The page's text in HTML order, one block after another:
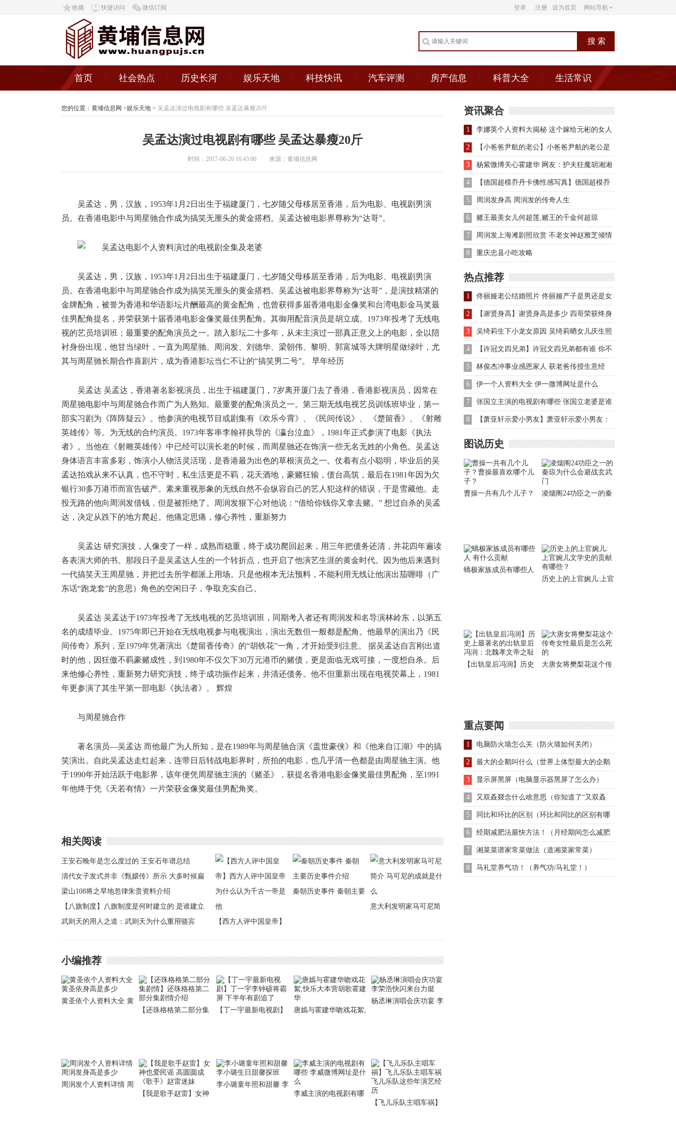
收藏 快捷访问 微信订阅 登录 注册 设为首页 网站导航
首页 社会热点 历史长河 娱乐天地 科技快讯 汽车评测 房产信息 科普大全 生活常识
您的位置： 黄埔信息网 >娱乐天地 > 吴孟达演过电视剧有哪些 吴孟达暴瘦20斤
吴孟达演过电视剧有哪些 吴孟达暴瘦20斤
时间：2017-06-26 16:43:00 来源：黄埔信息网
吴孟达，男，汉族，1953年1月2日出生于福建厦门，七岁随父母移居至香港，后为电影、电视剧男演
员。在香港电影中与周星驰合作成为搞笑无厘头的黄金搭档。吴孟达被电影界尊称为“达哥”。
吴孟达，男，汉族，1953年1月2日出生于福建厦门，七岁随父母移居至香港，后为电影、电视剧男演
员。在香港电影中与周星驰合作成为搞笑无厘头的黄金搭档。吴孟达被电影界尊称为“达哥”，是演技精湛的
金牌配角，被誉为香港和华语影坛片酬最高的黄金配角，也曾获得多届香港电影金像奖和台湾电影金马奖最
佳男配角提名，并荣获第十届香港电影金像奖最佳男配角。其御用配音演员是胡立成。1973年投考了无线电
视的艺员培训班；最重要的配角演员之一。踏入影坛二十多年，从未主演过一部真正意义上的电影，全以陪
衬身份出现，他甘当绿叶，一直为周星驰、周润发、刘德华、梁朝伟、黎明、郭富城等大牌明星做绿叶，尤
其与周星驰长期合作喜剧片，成为香港影坛当仁不让的“搞笑男二号”。 早年经历
吴孟达 吴孟达，香港著名影视演员，出生于福建厦门，7岁离开厦门去了香港，香港影视演员，因常在
周星驰电影中与周星驰合作而广为人熟知。最重要的配角演员之一。第三期无线电视艺员训练班毕业，第一
部实习剧为《阵阵疑云》。他参演的电视节目或剧集有《欢乐今霄》、《民间传说》、 《楚留香》、《射雕
英雄传》等。为无线的合约演员。1973年客串李翰祥执导的《瀛台泣血》，1981年正式参演了电影《执法
者》。当他在《射雕英雄传》中已经可以演长老的时候，而周星驰还在饰演一些无名无姓的小角色。吴孟达
身体语言丰富多彩，饰演小人物活灵活现，是香港最为出色的草根演员之一。仗着有点小聪明，毕业后的吴
孟达拍戏从来不认真，也不守时，私生活更是不羁，花天酒地，豪赌狂输，债台高筑，最后在1981年因为欠
银行30多万港币而宣告破产。素来重视形象的无线自然不会纵容自己的艺人犯这样的错误，于是雪藏他。走
投无路的他向周润发借钱，但是被拒绝了。周润发狠下心对他说：“借给你钱你又拿去赌。” 想过自杀的吴孟
达，决定从跌下的地方爬起。他痛定思痛，修心养性，重新努力
吴孟达 研究演技，人像变了一样，成熟而稳重，终于成功爬回起来，用三年把债务还清，并花四年遍读
各表演大师的书。那段日子是吴孟达人生的一个转折点，也开启了他演艺生涯的黄金时代。因为他后来遇到
一代搞笑天王周星驰，并把过去所学都派上用场。只是他根本无法预料，不能利用无线让他演出茄喱啡（广
东话“跑龙套”的意思）角色的空闲日子，争取充实自己。
吴孟达 吴孟达于1973年投考了无线电视的艺员培训班，同期考入者还有周润发和名导演林岭东，以第五
名的成绩毕业。1975年即已开始在无线电视参与电视演出，演出无数但一般都是配角。他最早的演出乃《民
间传奇》系列，至1979年凭著演出《楚留香传奇》的“胡铁花”一角，才开始受到注意。 据吴孟达自言刚出道
时的他，因狂傲不羁豪赌成性，到1980年不仅欠下30万元港币的赌债，更是面临无戏可接，一度想自杀。后
来他修心养性，重新努力研究演技，终于成功振作起来，并清还债务。他不但重新出现在电视荧幕上，1981
年更参演了其生平第一部电影《执法者》。 辉煌
与周星驰合作
著名演员—吴孟达 而他最广为人所知，是在1989年与周星驰合演《盖世豪侠》和《他来自江湖》中的搞
笑演出。自此吴孟达走红起来，连带日后转战电影界时，所拍的电影，也几乎清一色都是由周星驰主演。他
于1990年开始活跃于电影界，该年便凭周星驰主演的《赌圣》，获提名香港电影金像奖最佳男配角，至1991
年他终于凭《天若有情》一片荣获金像奖最佳男配角奖。
相关阅读
王安石晚年是怎么度过的 王安石年谱总结
清代女子发式并非《甄嬛传》所示 大多时候扁
塌塌
梁山108将之旱地忽律朱贵资料介绍
【八旗制度】八旗制度是何时建立的 是谁建立
了八旗制度
武则天的用人之道：武则天为什么重用骆宾
【西方人评中国皇帝】
秦朝历史事件 秦朝主要
意大利发明家马可尼简
小编推荐
黄圣依个人资料大全 黄
【还珠格格第二部分集
【丁一宇最新电视剧】
唐嫣与霍建华吻戏花絮,
杨丞琳演唱会庆功宴 李
周润发个人资料详情 周
【我是歌手赵雷】女神
李小璐童年照和甜馨 李
李威主演的电视剧有哪
【飞儿乐队主唱车祸】
资讯聚合
1 李娜英个人资料大揭秘 这个嫁给元彬的女人
到底是谁？
2 【小爸爸尹航的老公】小爸爸尹航的老公是
谁 图揭演员尹航个人资
3 杨紫微博关心霍建华 网友：护夫狂魔胡湘湘
4 【德国超模乔丹卡佛性感写真】德国超模乔
丹卡佛性感写真图片大全
5 周润发身高 周润发的传奇人生
6 赌王最美女儿何超莲,赌王的千金何超琼
7 周润发上海滩剧照欣赏 不老女神赵雅芝倾情
演绎民国传奇
8 重庆忠县小吃攻略
热点推荐
1 佟丽娅老公结婚照片 佟丽娅产子是男还是女
2 【谢贤身高】谢贤身高是多少 四哥荣获终身
成就奖
3 吴绮莉生下小龙女原因 吴绮莉晒女儿庆生照
4 【许冠文四兄弟】许冠文四兄弟都有谁 你不
可不知的影视传奇
5 林俊杰冲事业感恩家人 获老爸传授生意经
6 伊一个人资料大全 伊一微博网址是什么
7 张国立主演的电视剧有哪些 张国立老婆是谁
8 【萧亚轩示爱小男友】萧亚轩示爱小男友：
睡觉都在我身边
图说历史
曹操一共有几个儿子？
凌烟阁24功臣之一的秦
蟜极家族成员有哪些人
历史上的上官婉儿:上官
【出轨皇后冯润】历史
大唐女将樊梨花这个传
重点要闻
1 电脑防火墙怎么关（防火墙如何关闭）
2 最大的企鹅叫什么（世界上体型最大的企鹅
是？）
3 显示屏黑屏（电脑显示器黑屏了怎么办）
4 又双叒叕念什么啥意思（你知道了“又双叒
叕）
5 同比和环比的区别（环比和同比的区别有哪
些？分别怎么算？）
6 经期减肥法最快方法！（月经期间怎么减肥
最快最有效！）
7 湘菜菜谱家常菜做法（道湘菜家常菜）
8 马礼堂养气功！（养气功/马礼堂！）